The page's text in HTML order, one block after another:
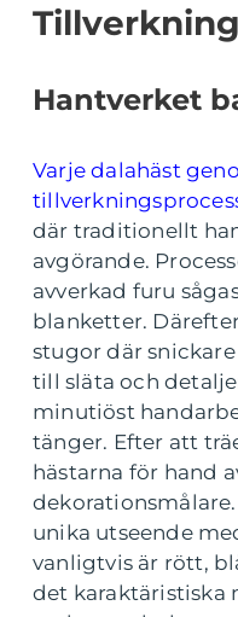
Hantverket
Varje dalahäst
där traditionellt
avgörande.
avverkad furu
blanketter.
stugor där
till släta och
minutiöst
tänger. Efter att
hästarna för hand
unika utseende
vanligtvis är rött,
det karaktäristiska